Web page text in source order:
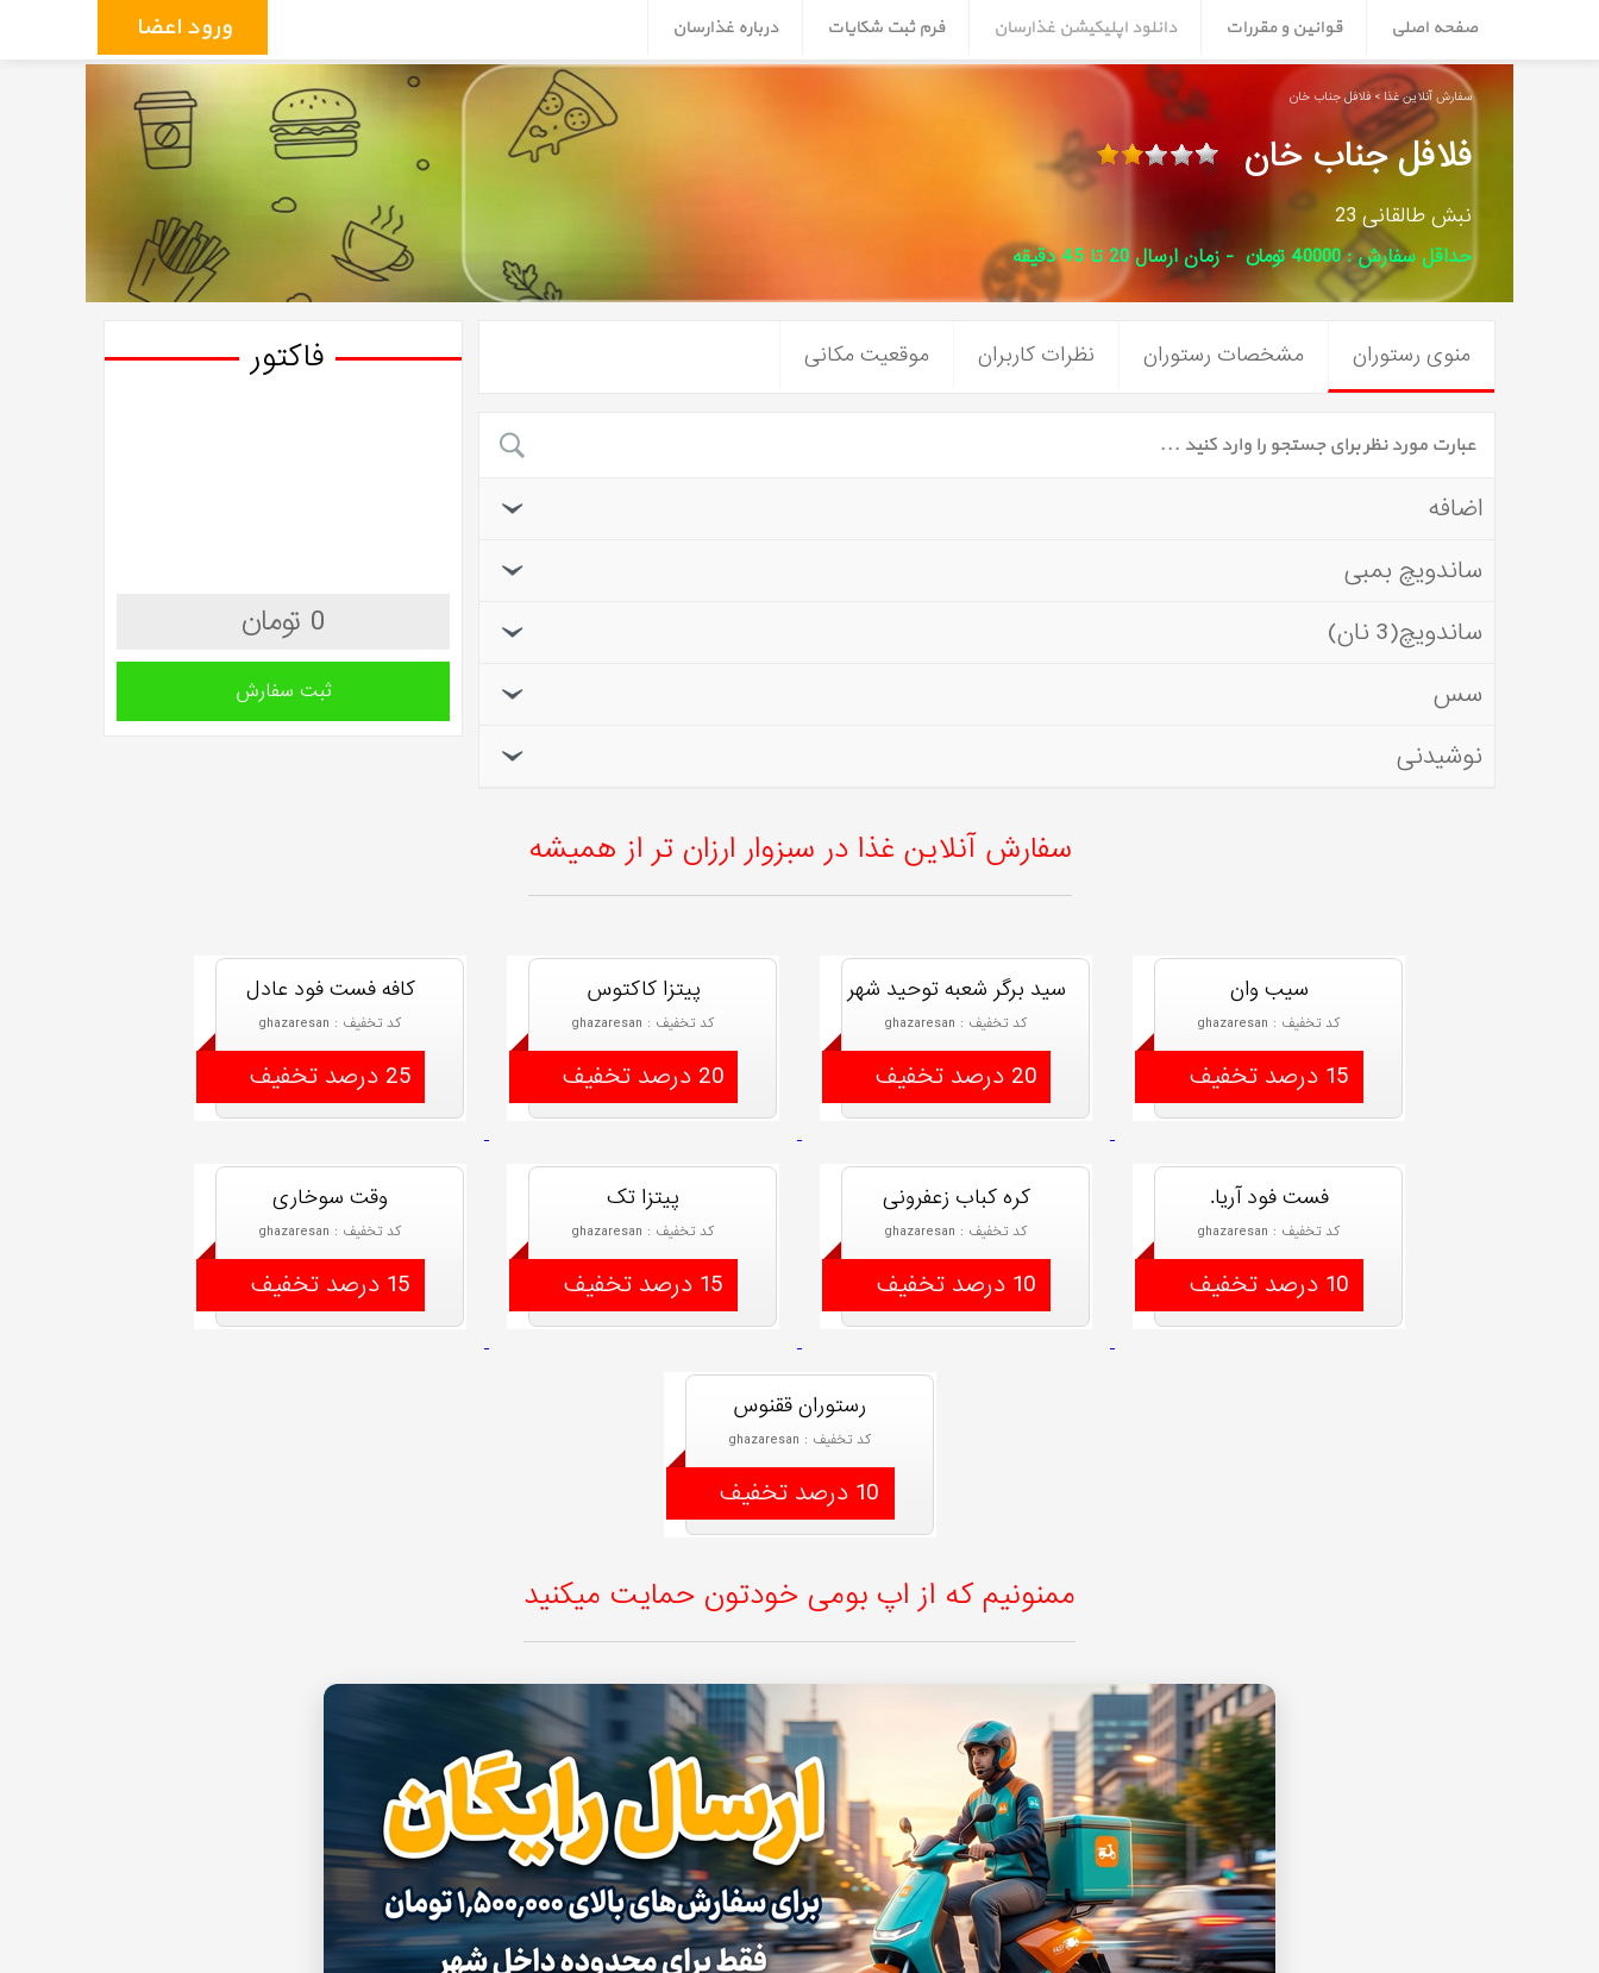
صفحه اصلی قوانین و مقررات دانلود اپلیکیشن غذارسان فرم ثبت شکایات درباره غذارسان ورود اعضاء
سفارش آنلاین غذا > فلافل جناب خان
فلافل جناب خان
نبش طالقانی 23
حداقل سفارش : 40000 تومان - زمان ارسال 20 تا 45 دقیقه
فاکتور
0 تومان
ثبت سفارش
منوی رستوران مشخصات رستوران نظرات کاربران موقعیت مکانی
اضافه
ساندویچ بمبی
ساندویچ(3 نان)
سس
نوشیدنی
سفارش آنلاین غذا در سبزوار ارزان تر از همیشه
کافه فست فود عادل
کد تخفیف : ghazaresan
25 درصد تخفیف
پیتزا کاکتوس
کد تخفیف : ghazaresan
20 درصد تخفیف
سید برگر شعبه توحید شهر
کد تخفیف : ghazaresan
20 درصد تخفیف
سیب وان
کد تخفیف : ghazaresan
15 درصد تخفیف
وقت سوخاری
کد تخفیف : ghazaresan
15 درصد تخفیف
پیتزا تک
کد تخفیف : ghazaresan
15 درصد تخفیف
کره کباب زعفرونی
کد تخفیف : ghazaresan
10 درصد تخفیف
فست فود آریا.
کد تخفیف : ghazaresan
10 درصد تخفیف
رستوران ققنوس
کد تخفیف : ghazaresan
10 درصد تخفیف
ممنونیم که از اپ بومی خودتون حمایت میکنید